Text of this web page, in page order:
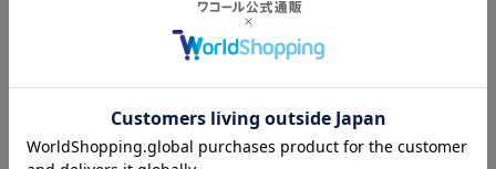
クレジット
送料について
1回のご注文のお届け先1ヶ所につき、送料の一部として599円